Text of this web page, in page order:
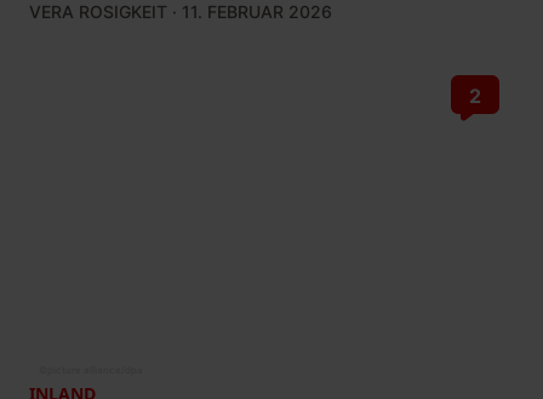
VERA ROSIGKEIT · 11. FEBRUAR 2026
2
INLAND